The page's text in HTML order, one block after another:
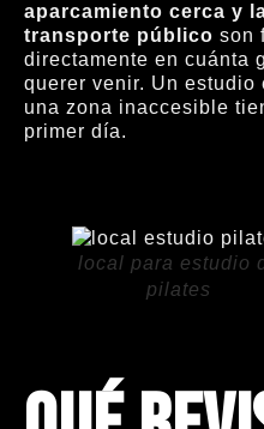
aparcamiento cerca y
transporte público son
directamente en cuánta
querer venir. Un estudio
una zona inaccesible
primer día.
local para estudio
pilates